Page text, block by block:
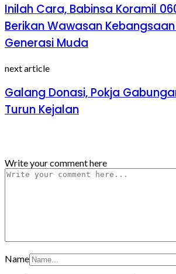
Inilah Cara, Babinsa Koramil
Berikan Wawasan
Generasi Muda
next article
Galang Donasi, Pokja
Turun Kejalan
Write your comment here
Name